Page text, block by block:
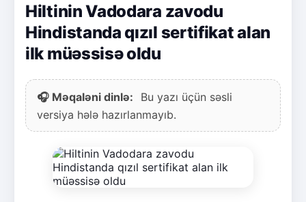
Hiltinin Vadodara zavodu
Hindistanda qızıl sertifikat alan
ilk müəssisə oldu
🎧 Məqaləni dinlə:
Bu yazı üçün səsli
versiya hələ hazırlanmayıb.